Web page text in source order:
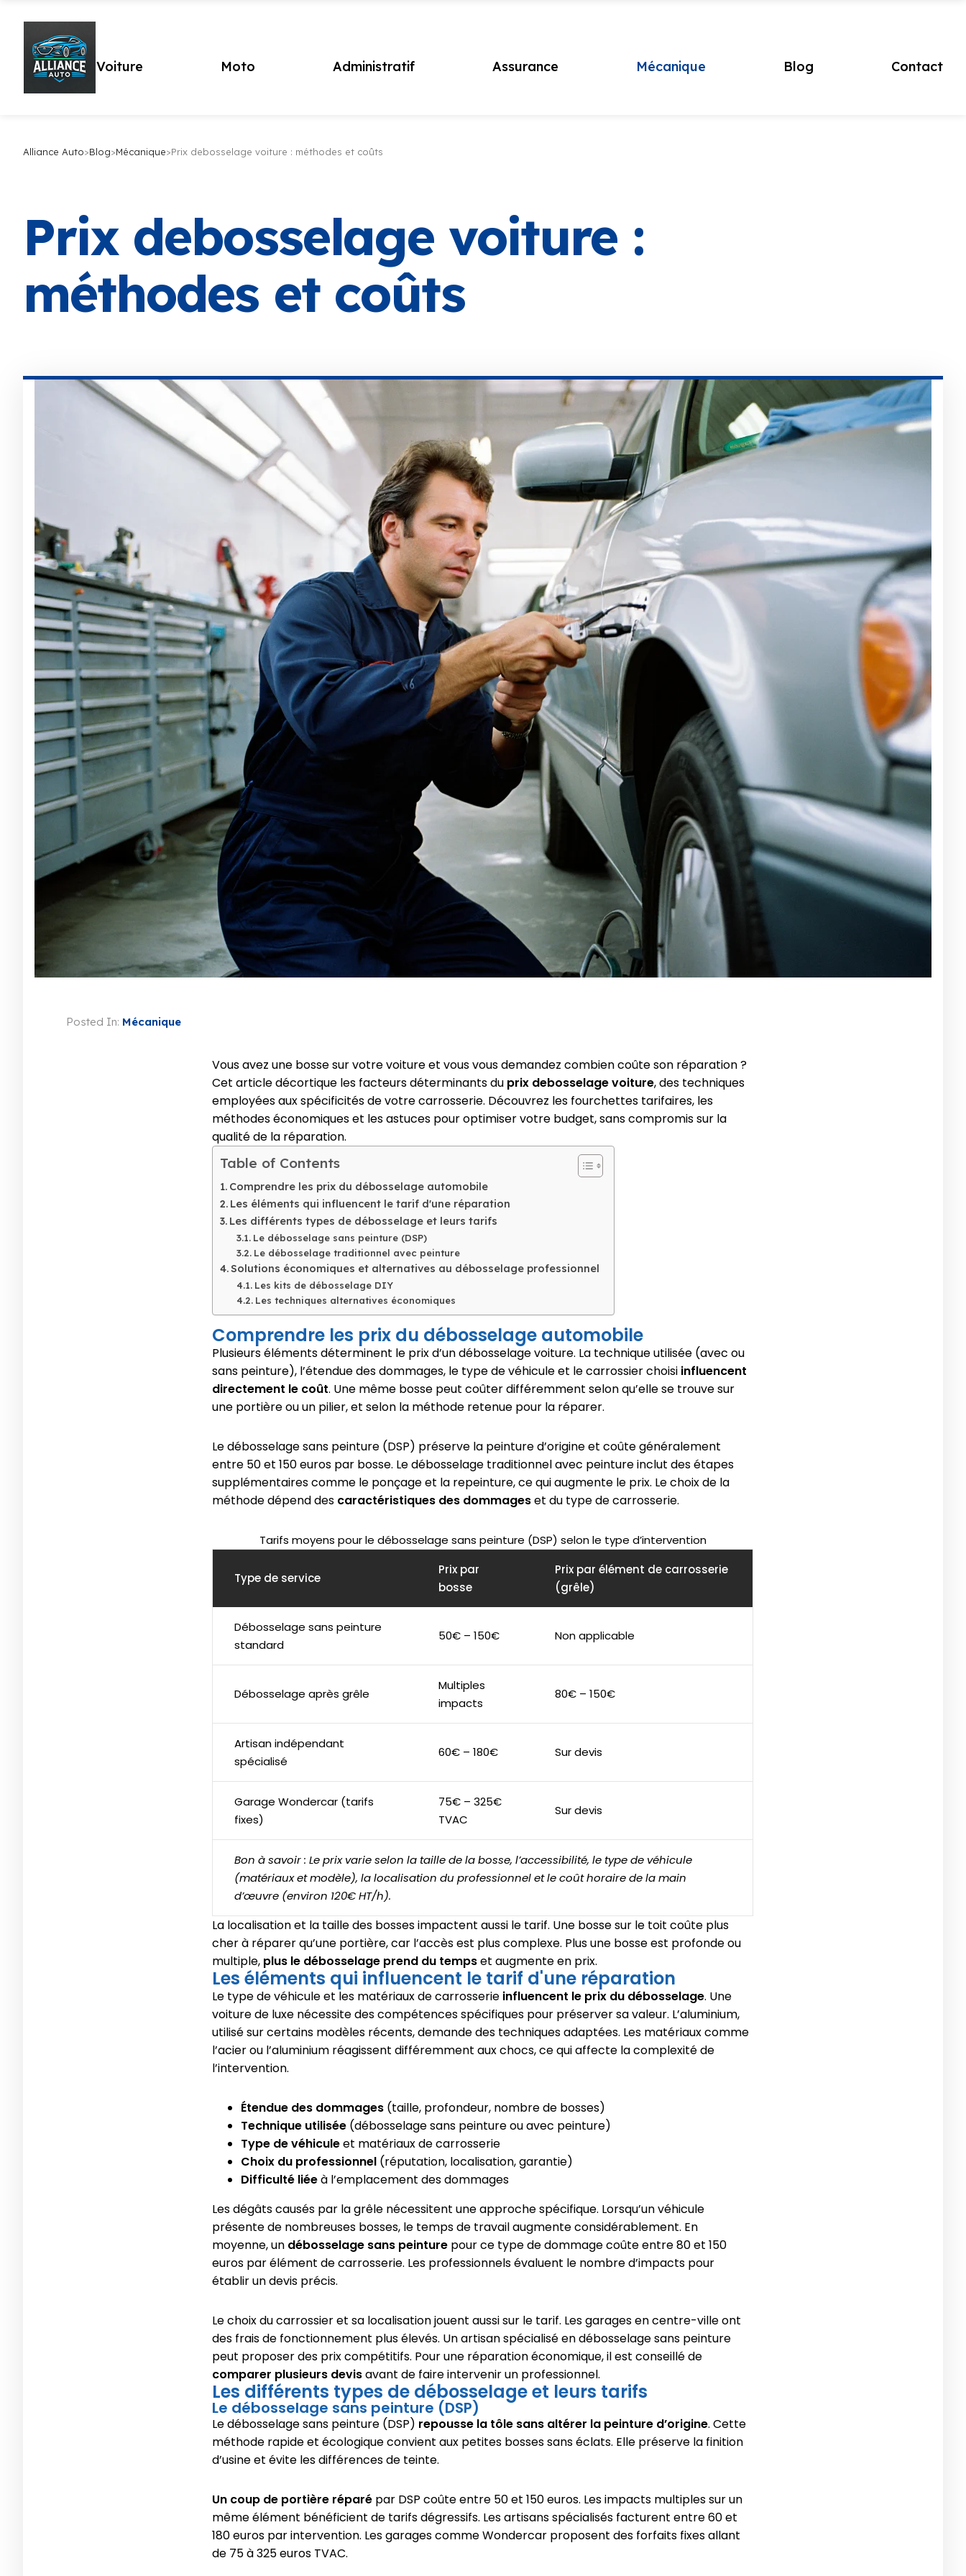
Voiture Moto Administratif Assurance Mécanique Blog Contact
Alliance Auto>Blog>Mécanique>Prix debosselage voiture : méthodes et coûts
Prix debosselage voiture :
méthodes et coûts
Posted In: Mécanique
Vous avez une bosse sur votre voiture et vous vous demandez combien coûte son réparation ?
Cet article décortique les facteurs déterminants du prix debosselage voiture, des techniques
employées aux spécificités de votre carrosserie. Découvrez les fourchettes tarifaires, les
méthodes économiques et les astuces pour optimiser votre budget, sans compromis sur la
qualité de la réparation.
Table of Contents
Comprendre les prix du débosselage automobile
Les éléments qui influencent le tarif d'une réparation
Les différents types de débosselage et leurs tarifs
Le débosselage sans peinture (DSP)
Le débosselage traditionnel avec peinture
Solutions économiques et alternatives au débosselage professionnel
Les kits de débosselage DIY
Les techniques alternatives économiques
Comprendre les prix du débosselage automobile
Plusieurs éléments déterminent le prix d’un débosselage voiture. La technique utilisée (avec ou
sans peinture), l’étendue des dommages, le type de véhicule et le carrossier choisi influencent
directement le coût. Une même bosse peut coûter différemment selon qu’elle se trouve sur
une portière ou un pilier, et selon la méthode retenue pour la réparer.
Le débosselage sans peinture (DSP) préserve la peinture d’origine et coûte généralement
entre 50 et 150 euros par bosse. Le débosselage traditionnel avec peinture inclut des étapes
supplémentaires comme le ponçage et la repeinture, ce qui augmente le prix. Le choix de la
méthode dépend des caractéristiques des dommageset du type de carrosserie.
Tarifs moyens pour le débosselage sans peinture (DSP) selon le type d’intervention
Type de service
Prix par
bosse
Prix par élément de carrosserie
(grêle)
Débosselage sans peinture
standard
50€ – 150€ Non applicable
Débosselage après grêle
Multiples
impacts
80€ – 150€
Artisan indépendant
spécialisé
60€ – 180€ Sur devis
Garage Wondercar (tarifs
fixes)
75€ – 325€
TVAC
Sur devis
Bon à savoir : Le prix varie selon la taille de la bosse, l’accessibilité, le type de véhicule
(matériaux et modèle), la localisation du professionnel et le coût horaire de la main
d’œuvre (environ 120€ HT/h).
La localisation et la taille des bosses impactent aussi le tarif. Une bosse sur le toit coûte plus
cher à réparer qu’une portière, car l’accès est plus complexe. Plus une bosse est profonde ou
multiple, plus le débosselage prend du tempset augmente en prix.
Les éléments qui influencent le tarif d'une réparation
Le type de véhicule et les matériaux de carrosserie influencent le prix du débosselage. Une
voiture de luxe nécessite des compétences spécifiques pour préserver sa valeur. L’aluminium,
utilisé sur certains modèles récents, demande des techniques adaptées. Les matériaux comme
l’acier ou l’aluminium réagissent différemment aux chocs, ce qui affecte la complexité de
l’intervention.
Étendue des dommages (taille, profondeur, nombre de bosses)
Technique utilisée (débosselage sans peinture ou avec peinture)
Type de véhiculeet matériaux de carrosserie
Choix du professionnel (réputation, localisation, garantie)
Difficulté liéeà l’emplacement des dommages
Les dégâts causés par la grêle nécessitent une approche spécifique. Lorsqu’un véhicule
présente de nombreuses bosses, le temps de travail augmente considérablement. En
moyenne, un débosselage sans peinture pour ce type de dommage coûte entre 80 et 150
euros par élément de carrosserie. Les professionnels évaluent le nombre d’impacts pour
établir un devis précis.
Le choix du carrossier et sa localisation jouent aussi sur le tarif. Les garages en centre-ville ont
des frais de fonctionnement plus élevés. Un artisan spécialisé en débosselage sans peinture
peut proposer des prix compétitifs. Pour une réparation économique, il est conseillé de
comparer plusieurs devisavant de faire intervenir un professionnel.
Les différents types de débosselage et leurs tarifs
Le débosselage sans peinture (DSP)
Le débosselage sans peinture (DSP) repousse la tôle sans altérer la peinture d’origine. Cette
méthode rapide et écologique convient aux petites bosses sans éclats. Elle préserve la finition
d’usine et évite les différences de teinte.
Un coup de portière réparé par DSP coûte entre 50 et 150 euros. Les impacts multiples sur un
même élément bénéficient de tarifs dégressifs. Les artisans spécialisés facturent entre 60 et
180 euros par intervention. Les garages comme Wondercar proposent des forfaits fixes allant
de 75 à 325 euros TVAC.